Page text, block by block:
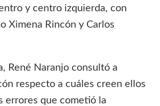
y centro izquierda, con
Ximena Rincón y Carlos
René Naranjo consultó a
respecto a cuáles creen ellos
errores que cometió la